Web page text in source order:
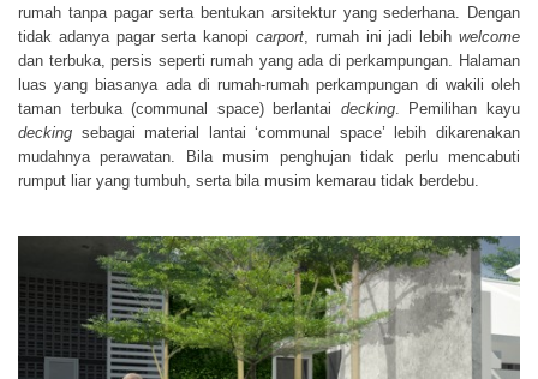
rumah tanpa pagar serta bentukan arsitektur yang sederhana. Dengan
tidak adanya pagar serta kanopi carport, rumah ini jadi lebih welcome
dan terbuka, persis seperti rumah yang ada di perkampungan. Halaman
luas yang biasanya ada di rumah-rumah perkampungan di wakili oleh
taman terbuka (communal space) berlantai decking. Pemilihan kayu
decking sebagai material lantai ‘communal space’ lebih dikarenakan
mudahnya perawatan. Bila musim penghujan tidak perlu mencabuti
rumput liar yang tumbuh, serta bila musim kemarau tidak berdebu.